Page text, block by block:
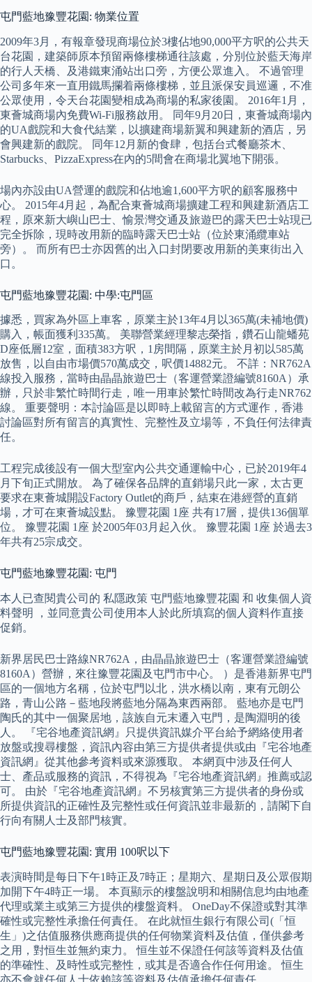
屯門藍地豫豐花園: 物業位置
2009年3月，有報章發現商場位於3樓佔地90,000平方呎的公共天
台花園，建築師原本預留兩條樓梯通往該處，分別位於藍天海岸
的行人天橋、及港鐵東涌站出口旁，方便公眾進入。 不過管理
公司多年來一直用鐵馬攔着兩條樓梯，並且派保安員巡邏，不准
公眾使用，令天台花園變相成為商場的私家後園。 2016年1月，
東薈城商場內免費Wi-Fi服務啟用。 同年9月20日，東薈城商場內
的UA戲院和大食代結業，以擴建商場新翼和興建新的酒店，另
會興建新的戲院。 同年12月新的食肆，包括台式餐廳茶木、
Starbucks、PizzaExpress在內的5間會在商場北翼地下開張。
場內亦設由UA營運的戲院和佔地逾1,600平方呎的顧客服務中
心。 2015年4月起，為配合東薈城商場擴建工程和興建新酒店工
程，原來新大嶼山巴士、愉景灣交通及旅遊巴的露天巴士站現已
完全拆除，現時改用新的臨時露天巴士站（位於東涌纜車站
旁）。 而所有巴士亦因舊的出入口封閉要改用新的美東街出入
口。
屯門藍地豫豐花園: 中學:屯門區
據悉，買家為外區上車客，原業主於13年4月以365萬(未補地價)
購入，帳面獲利335萬。 美聯營業經理黎志榮指，鑽石山龍蟠苑
D座低層12室，面積383方呎，1房間隔，原業主於月初以585萬
放售，以自由市場價570萬成交，呎價14882元。 不詳：NR762A
線投入服務，當時由晶晶旅遊巴士（客運營業證編號8160A）承
辦，只於非繁忙時間行走，唯一用車於繁忙時間改為行走NR762
線。 重要聲明：本討論區是以即時上載留言的方式運作，香港
討論區對所有留言的真實性、完整性及立場等，不負任何法律責
任。
工程完成後設有一個大型室內公共交通運輸中心，已於2019年4
月下旬正式開放。 為了確保各品牌的直銷場只此一家，太古更
要求在東薈城開設Factory Outlet的商戶，結束在港經營的直銷
場，才可在東薈城設點。 豫豐花園 1座 共有17層，提供136個單
位。 豫豐花園 1座 於2005年03月起入伙。 豫豐花園 1座 於過去3
年共有25宗成交。
屯門藍地豫豐花園: 屯門
本人已查閱貴公司的 私隱政策 屯門藍地豫豐花園 和 收集個人資
料聲明 ，並同意貴公司使用本人於此所填寫的個人資料作直接
促銷。
新界居民巴士路線NR762A，由晶晶旅遊巴士（客運營業證編號
8160A）營辦，來往豫豐花園及屯門市中心。 ）是香港新界屯門
區的一個地方名稱，位於屯門以北，洪水橋以南，東有元朗公
路，青山公路－藍地段將藍地分隔為東西兩部。 藍地亦是屯門
陶氏的其中一個聚居地，該族自元末遷入屯門，是陶淵明的後
人。 『宅谷地產資訊網』只提供資訊媒介平台給予網絡使用者
放盤或搜尋樓盤，資訊內容由第三方提供者提供或由『宅谷地產
資訊網』從其他參考資料或來源獲取。 本網頁中涉及任何人
士、產品或服務的資訊，不得視為『宅谷地產資訊網』推薦或認
可。 由於『宅谷地產資訊網』不另核實第三方提供者的身份或
所提供資訊的正確性及完整性或任何資訊並非最新的，請閣下自
行向有關人士及部門核實。
屯門藍地豫豐花園: 實用 100呎以下
表演時間是每日下午1時正及7時正；星期六、星期日及公眾假期
加開下午4時正一場。 本頁顯示的樓盤說明和相關信息均由地產
代理或業主或第三方提供的樓盤資料。 OneDay不保證或對其準
確性或完整性承擔任何責任。 在此就恒生銀行有限公司(「恒
生」)之估值服務供應商提供的任何物業資料及估值，僅供參考
之用，對恒生並無約束力。 恒生並不保證任何該等資料及估值
的準確性、及時性或完整性，或其是否適合作任何用途。 恒生
亦不會就任何人士依賴該等資料及估值承擔任何責任。